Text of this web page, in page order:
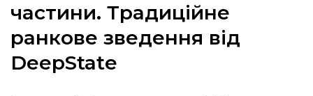
частини. Традиційне
ранкове зведення від
DeepState